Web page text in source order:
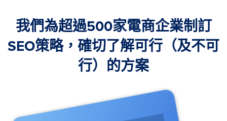
我們為超過500家電商企業制訂
SEO策略，確切了解可行（及不可
行）的方案